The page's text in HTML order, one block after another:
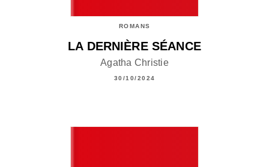
ROMANS
LA DERNIÈRE SÉANCE
Agatha Christie
30/10/2024